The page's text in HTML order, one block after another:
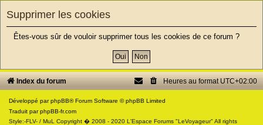
c
Supprimer les cookies
Êtes-vous sûr de vouloir supprimer tous les cookies de ce forum ?
Index du forum Heures au formatUTC+02:00
Développé parphpBB® Forum Software © phpBB Limited
Traduit parphpBB-fr.com
Style:-FLV- / MuL Copyright � 2008 - 2020 L'Espace Forums "LeVoyageur" All rights